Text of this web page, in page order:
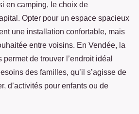
en camping, le choix de
Opter pour un espace spacieux
une installation confortable, mais
entre voisins. En Vendée, la
de trouver l’endroit idéal
des familles, qu’il s’agisse de
d’activités pour enfants ou de